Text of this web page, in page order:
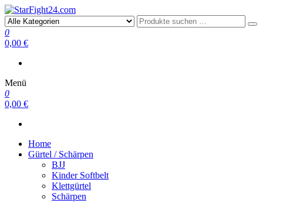
StarFight24.com
Kampfsportartikel
0
0,00 €
Menü
0
0,00 €
Home
Gürtel / Schärpen
BJJ
Kinder Softbelt
Klettgürtel
Schärpen